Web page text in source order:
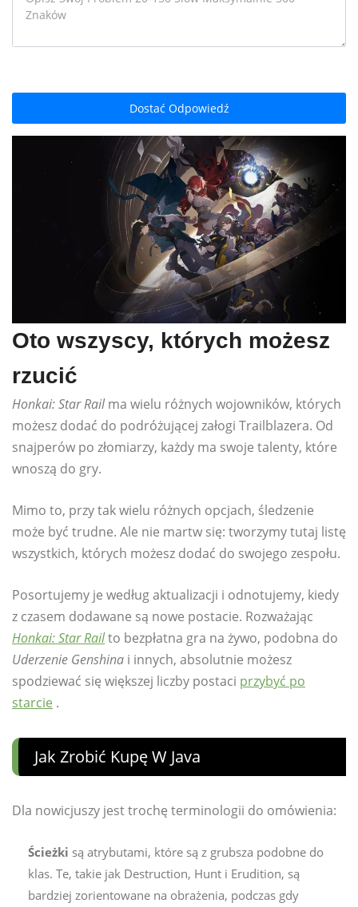
Dostać Odpowiedź
Oto wszyscy, których możesz
rzucić
Honkai: Star Railma wielu różnych wojowników, których
możesz dodać do podróżującej załogi Trailblazera. Od
snajperów po złomiarzy, każdy ma swoje talenty, które
wnoszą do gry.
Mimo to, przy tak wielu różnych opcjach, śledzenie
może być trudne. Ale nie martw się: tworzymy tutaj listę
wszystkich, których możesz dodać do swojego zespołu.
Posortujemy je według aktualizacji i odnotujemy, kiedy
z czasem dodawane są nowe postacie. Rozważając
Honkai: Star Railto bezpłatna gra na żywo, podobna do
Uderzenie Genshina i innych, absolutnie możesz
spodziewać się większej liczby postaci przybyć po
starcie .
Jak Zrobić Kupę W Java
Dla nowicjuszy jest trochę terminologii do omówienia:
Ścieżki są atrybutami, które są z grubsza podobne do
klas. Te, takie jak Destruction, Hunt i Erudition, są
bardziej zorientowane na obrażenia, podczas gdy